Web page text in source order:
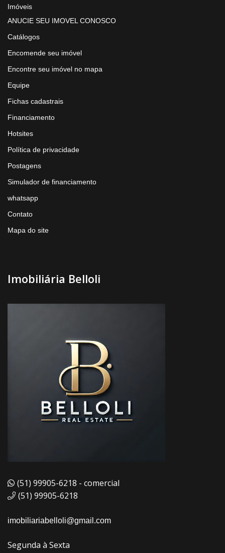
Imóveis
ANUCIE SEU IMOVEL CONOSCO
Catálogos
Encomende seu imóvel
Encontre seu imóvel no mapa
Equipe
Fichas cadastrais
Financiamento
Hotsites
Política de privacidade
Postagens
Simulador de financiamento
whatsapp
Contato
Mapa do site
Imobiliária Belloli
(51) 99905-6218 - comercial
(51) 99905-6218
imobiliariabelloli@gmail.com
Segunda à Sexta